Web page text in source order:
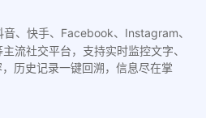
、快手、Facebook、Instagram、
流社交平台，支持实时监控文字、
历史记录一键回溯，信息尽在掌